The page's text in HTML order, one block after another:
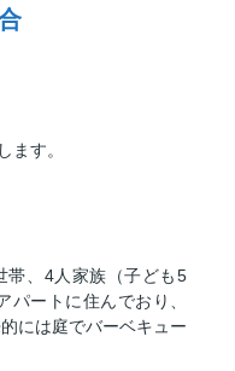
ます。
帯、4人家族（子ども5
ートに住んでおり、
には庭でバーベキュー